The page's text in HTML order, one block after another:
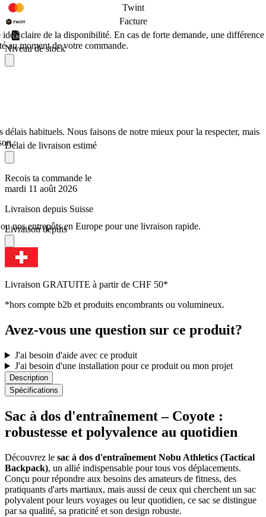
Twint
Facture
Niveau de stock
claire de la disponibilité. En cas de forte demande, une différence
au moment de votre commande.
Délai de livraison estimé
Recois ta commande le
mardi 11 août 2026
Livraison depuis Suisse
habituels. Nous faisons de notre mieux pour la respecter, mais
Livraison depuis
nos entrepôts en Europe pour une livraison rapide.
Livraison GRATUITE à partir de CHF 50*
*hors compte b2b et produits encombrants ou volumineux.
Avez-vous une question sur ce produit?
J'ai besoin d'aide avec ce produit
J'ai besoin d'une installation pour ce produit ou mon projet
Description
Spécifications
Sac à dos d'entraînement – Coyote :
robustesse et polyvalence au quotidien
Découvrez le sac à dos d'entraînement Nobu Athletics (Tactical
Backpack), un allié indispensable pour tous vos déplacements.
Conçu pour répondre aux besoins des amateurs de fitness, des
pratiquants d'arts martiaux, mais aussi de ceux qui cherchent un sac
polyvalent pour leurs voyages ou leur quotidien, ce sac se distingue
par sa qualité, sa praticité et son design robuste.